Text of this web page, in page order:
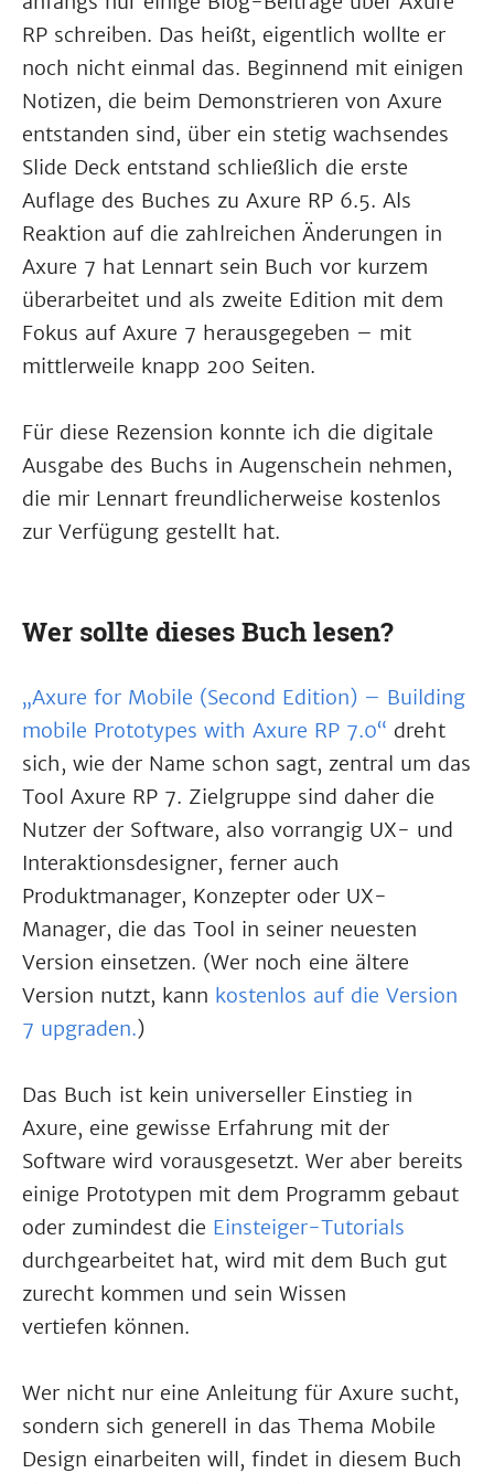
RP schreiben. Das heißt, eigentlich wollte er
noch nicht einmal das. Beginnend mit einigen
Notizen, die beim Demonstrieren von Axure
entstanden sind, über ein stetig wachsendes
Slide Deck entstand schließlich die erste
Auflage des Buches zu Axure RP 6.5. Als
Reaktion auf die zahlreichen Änderungen in
Axure 7 hat Lennart sein Buch vor kurzem
überarbeitet und als zweite Edition mit dem
Fokus auf Axure 7 herausgegeben – mit
mittlerweile knapp 200 Seiten.
Für diese Rezension konnte ich die digitale
Ausgabe des Buchs in Augenschein nehmen,
die mir Lennart freundlicherweise kostenlos
zur Verfügung gestellt hat.
Wer sollte dieses Buch lesen?
„Axure for Mobile (Second Edition) – Building
mobile Prototypes with Axure RP 7.0“ dreht
sich, wie der Name schon sagt, zentral um das
Tool Axure RP 7. Zielgruppe sind daher die
Nutzer der Software, also vorrangig UX- und
Interaktionsdesigner, ferner auch
Produktmanager, Konzepter oder UX-
Manager, die das Tool in seiner neuesten
Version einsetzen. (Wer noch eine ältere
Version nutzt, kann kostenlos auf die Version
7 upgraden.)
Das Buch ist kein universeller Einstieg in
Axure, eine gewisse Erfahrung mit der
Software wird vorausgesetzt. Wer aber bereits
einige Prototypen mit dem Programm gebaut
oder zumindest die Einsteiger-Tutorials
durchgearbeitet hat, wird mit dem Buch gut
zurecht kommen und sein Wissen
vertiefen können.
Wer nicht nur eine Anleitung für Axure sucht,
sondern sich generell in das Thema Mobile
Design einarbeiten will, findet in diesem Buch